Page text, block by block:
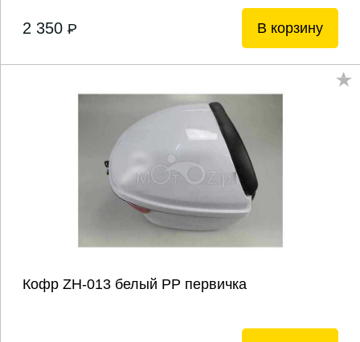
2 350 P В корзину
Кофр ZH-013 белый РР первичка